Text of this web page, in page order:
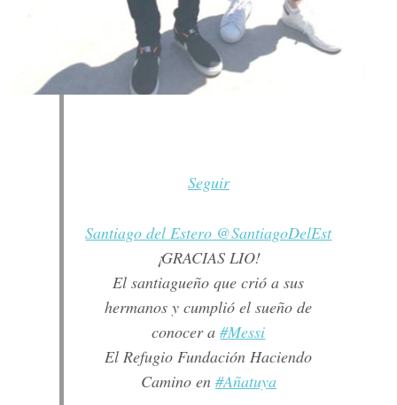
Seguir
Santiago del Estero @SantiagoDelEst
¡GRACIAS LIO!
El santiagueño que crió a sus
hermanos y cumplió el sueño de
conocer a#Messi
El Refugio Fundación Haciendo
Camino en #Añatuya